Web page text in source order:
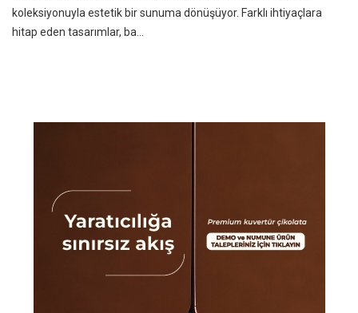
koleksiyonuyla estetik bir sunuma dönüşüyor. Farklı ihtiyaçlara
hitap eden tasarımlar, ba...